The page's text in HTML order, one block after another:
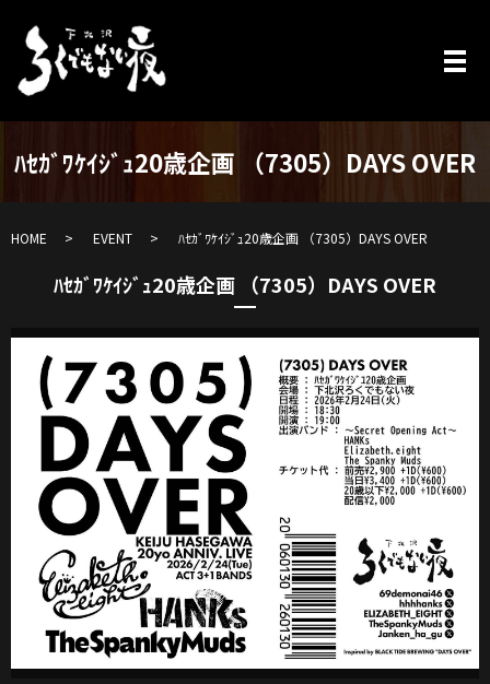
ﾊｾｶﾞﾜｹｲｼﾞｭ20歳企画 （7305）DAYS OVER
HOME EVENT ﾊｾｶﾞﾜｹｲｼﾞｭ20歳企画 （7305）DAYS OVER
ﾊｾｶﾞﾜｹｲｼﾞｭ20歳企画 （7305）DAYS OVER